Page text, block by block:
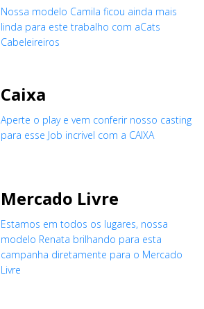
Nossa modelo Camila ficou ainda mais
linda para este trabalho com aCats
Cabeleireiros
Caixa
Aperte o play e vem conferir nosso casting
para esse Job incrivel com a CAIXA
Mercado Livre
Estamos em todos os lugares, nossa
modelo Renata brilhando para esta
campanha diretamente para o Mercado
Livre